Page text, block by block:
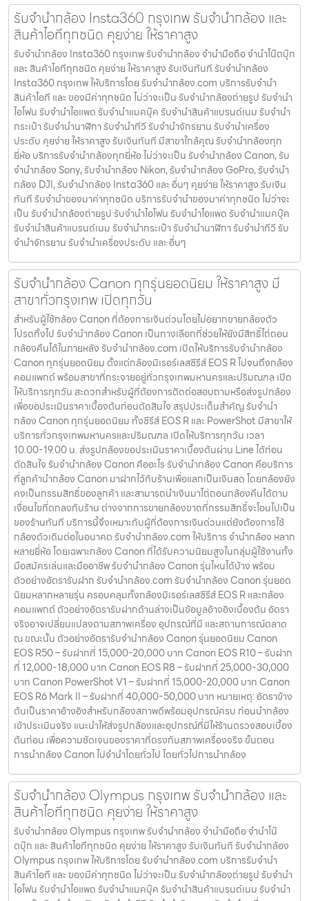
รับจำนำกล้อง Insta360 กรุงเทพ รับจํานํากล้อง และ
สินค้าไอทีทุกชนิด คุยง่าย ให้ราคาสูง
รับจำนำกล้อง Insta360 กรุงเทพ รับจํานํากล้อง จำนำมือถือ จำนำโน๊ตบุ๊ก
และ สินค้าไอทีทุกชนิด คุยง่าย ให้ราคาสูง รับเงินทันที รับจำนำกล้อง
Insta360 กรุงเทพ ให้บริการโดย รับจํานํากล้อง.com บริการรับจํานํา
สินค้าไอที และ ของมีค่าทุกชนิด ไม่ว่าจะเป็น รับจํานํากล้องถ่ายรูป รับจํานํา
ไอโฟน รับจํานําไอแพด รับจํานําแมคบุ๊ค รับจํานําสินค้าแบรนด์เนม รับจํานํา
กระเป๋า รับจํานํานาฬิกา รับจํานําทีวี รับจํานําจักรยาน รับจํานําเครื่อง
ประดับ คุยง่าย ให้ราคาสูง รับเงินทันที มีสาขาใกล้คุณ รับจำนำกล้องทุก
ยี่ห้อ บริการรับจำนำกล้องทุกยี่ห้อ ไม่ว่าจะเป็น รับจำนำกล้อง Canon, รับ
จำนำกล้อง Sony, รับจำนำกล้อง Nikon, รับจำนำกล้อง GoPro, รับจำนำ
กล้อง DJI, รับจำนำกล้อง Insta360 และ อื่นๆ คุยง่าย ให้ราคาสูง รับเงิน
ทันที รับจำนำของมาค่าทุกชนิด บริการรับจำนำของมาค่าทุกชนิด ไม่ว่าจะ
เป็น รับจํานํากล้องถ่ายรูป รับจํานําไอโฟน รับจํานําไอแพด รับจํานําแมคบุ๊ค
รับจํานําสินค้าแบรนด์เนม รับจํานํากระเป๋า รับจํานํานาฬิกา รับจํานําทีวี รับ
จํานําจักรยาน รับจํานําเครื่องประดับ และ อื่นๆ
รับจำนำกล้อง Canon ทุกรุ่นยอดนิยม ให้ราคาสูง มี
สาขาทั่วกรุงเทพ เปิดทุกวัน
สำหรับผู้ใช้กล้อง Canon ที่ต้องการเงินด่วนโดยไม่อยากขายกล้องตัว
โปรดทิ้งไป รับจำนำกล้อง Canon เป็นทางเลือกที่ช่วยให้ยังมีสิทธิ์ไถ่ถอน
กล้องคืนได้ในภายหลัง รับจำนำกล้อง.com เปิดให้บริการรับจำนำกล้อง
Canon ทุกรุ่นยอดนิยม ตั้งแต่กล้องมิเรอร์เลสซีรีส์ EOS R ไปจนถึงกล้อง
คอมแพกต์ พร้อมสาขาที่กระจายอยู่ทั่วกรุงเทพมหานครและปริมณฑล เปิด
ให้บริการทุกวัน สะดวกสำหรับผู้ที่ต้องการติดต่อสอบถามหรือส่งรูปกล้อง
เพื่อขอประเมินราคาเบื้องต้นก่อนตัดสินใจ สรุปประเด็นสำคัญ รับจำนำ
กล้อง Canon ทุกรุ่นยอดนิยม ทั้งซีรีส์ EOS R และ PowerShot มีสาขาให้
บริการทั่วกรุงเทพมหานครและปริมณฑล เปิดให้บริการทุกวัน เวลา
10.00-19.00 น. ส่งรูปกล้องขอประเมินราคาเบื้องต้นผ่าน Line ได้ก่อน
ตัดสินใจ รับจำนำกล้อง Canon คืออะไร รับจำนำกล้อง Canon คือบริการ
ที่ลูกค้านำกล้อง Canon มาฝากไว้กับร้านเพื่อแลกเป็นเงินสด โดยกล้องยัง
คงเป็นกรรมสิทธิ์ของลูกค้า และสามารถนำเงินมาไถ่ถอนกล้องคืนได้ตาม
เงื่อนไขที่ตกลงกับร้าน ต่างจากการขายกล้องขาดที่กรรมสิทธิ์จะโอนไปเป็น
ของร้านทันที บริการนี้จึงเหมาะกับผู้ที่ต้องการเงินด่วนแต่ยังต้องการใช้
กล้องตัวเดิมต่อในอนาคต รับจำนำกล้อง.com ให้บริการ จำนำกล้อง หลาก
หลายยี่ห้อ โดยเฉพาะกล้อง Canon ที่ได้รับความนิยมสูงในกลุ่มผู้ใช้งานทั้ง
มือสมัครเล่นและมืออาชีพ รับจำนำกล้อง Canon รุ่นไหนได้บ้าง พร้อม
ตัวอย่างอัตรารับฝาก รับจำนำกล้อง.com รับจำนำกล้อง Canon รุ่นยอด
นิยมหลากหลายรุ่น ครอบคลุมทั้งกล้องมิเรอร์เลสซีรีส์ EOS R และกล้อง
คอมแพกต์ ตัวอย่างอัตรารับฝากด้านล่างเป็นข้อมูลอ้างอิงเบื้องต้น อัตรา
จริงอาจเปลี่ยนแปลงตามสภาพเครื่อง อุปกรณ์ที่มี และสถานการณ์ตลาด
ณ ขณะนั้น ตัวอย่างอัตรารับจำนำกล้อง Canon รุ่นยอดนิยม Canon
EOS R50 – รับฝากที่ 15,000-20,000 บาท Canon EOS R10 – รับฝาก
ที่ 12,000-18,000 บาท Canon EOS R8 – รับฝากที่ 25,000-30,000
บาท Canon PowerShot V1 – รับฝากที่ 15,000-20,000 บาท Canon
EOS R6 Mark II – รับฝากที่ 40,000-50,000 บาท หมายเหตุ: อัตราข้าง
ต้นเป็นราคาอ้างอิงสำหรับกล้องสภาพดีพร้อมอุปกรณ์ครบ ก่อนนำกล้อง
เข้าประเมินจริง แนะนำให้ส่งรูปกล้องและอุปกรณ์ที่มีให้ร้านตรวจสอบเบื้อง
ต้นก่อน เพื่อความชัดเจนของราคาที่ตรงกับสภาพเครื่องจริง ขั้นตอน
การนำกล้อง Canon ไปจำนำโดยทั่วไป โดยทั่วไปการนำกล้อง
รับจํานํากล้อง Olympus กรุงเทพ รับจํานํากล้อง และ
สินค้าไอทีทุกชนิด คุยง่าย ให้ราคาสูง
รับจํานํากล้อง Olympus กรุงเทพ รับจํานํากล้อง จำนำมือถือ จำนำโน๊
ตบุ๊ก และ สินค้าไอทีทุกชนิด คุยง่าย ให้ราคาสูง รับเงินทันที รับจํานํากล้อง
Olympus กรุงเทพ ให้บริการโดย รับจํานํากล้อง.com บริการรับจํานํา
สินค้าไอที และ ของมีค่าทุกชนิด ไม่ว่าจะเป็น รับจํานํากล้องถ่ายรูป รับจํานํา
ไอโฟน รับจํานําไอแพด รับจํานําแมคบุ๊ค รับจํานําสินค้าแบรนด์เนม รับจํานํา